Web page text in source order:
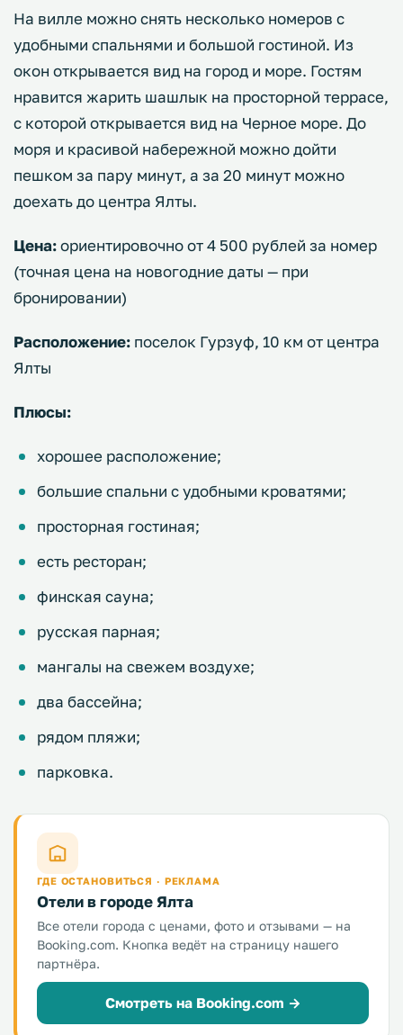
На вилле можно снять несколько номеров с
удобными спальнями и большой гостиной. Из
окон открывается вид на город и море. Гостям
нравится жарить шашлык на просторной террасе,
с которой открывается вид на Черное море. До
моря и красивой набережной можно дойти
пешком за пару минут, а за 20 минут можно
доехать до центра Ялты.
Цена:ориентировочно от 4 500 рублей за номер
(точная цена на новогодние даты — при
бронировании)
Расположение: поселок Гурзуф, 10 км от центра
Ялты
Плюсы:
хорошее расположение;
большие спальни с удобными кроватями;
просторная гостиная;
есть ресторан;
финская сауна;
русская парная;
мангалы на свежем воздухе;
два бассейна;
рядом пляжи;
парковка.
ГДЕ ОСТАНОВИТЬСЯ · РЕКЛАМА
Отели в городе Ялта
Все отели города с ценами, фото и отзывами — на
Booking.com. Кнопка ведёт на страницу нашего
партнёра.
Смотреть на Booking.com →